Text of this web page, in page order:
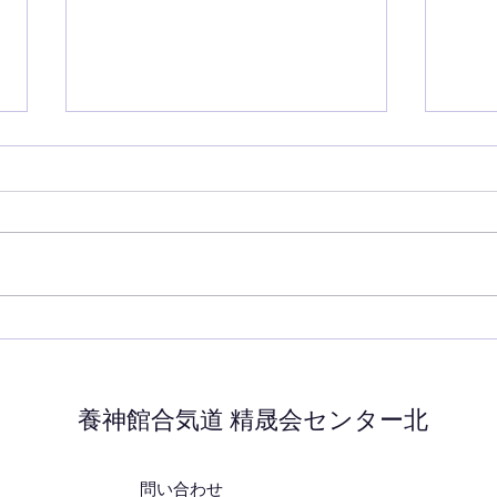
7月の稽古
養神館合気道 精晟会センター北
問い合わせ